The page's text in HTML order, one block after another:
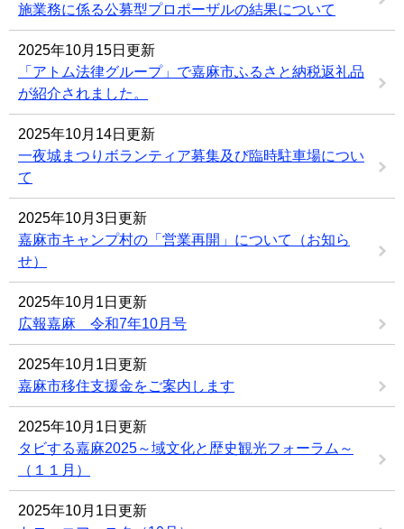
施業務に係る公募型プロポーザルの結果について
2025年10月15日更新
「アトム法律グループ」で嘉麻市ふるさと納税返礼品
が紹介されました。
2025年10月14日更新
一夜城まつりボランティア募集及び臨時駐車場につい
て
2025年10月3日更新
嘉麻市キャンプ村の「営業再開」について（お知ら
せ）
2025年10月1日更新
広報嘉麻 令和7年10月号
2025年10月1日更新
嘉麻市移住支援金をご案内します
2025年10月1日更新
タビする嘉麻2025～域文化と歴史観光フォーラム～
（１１月）
2025年10月1日更新